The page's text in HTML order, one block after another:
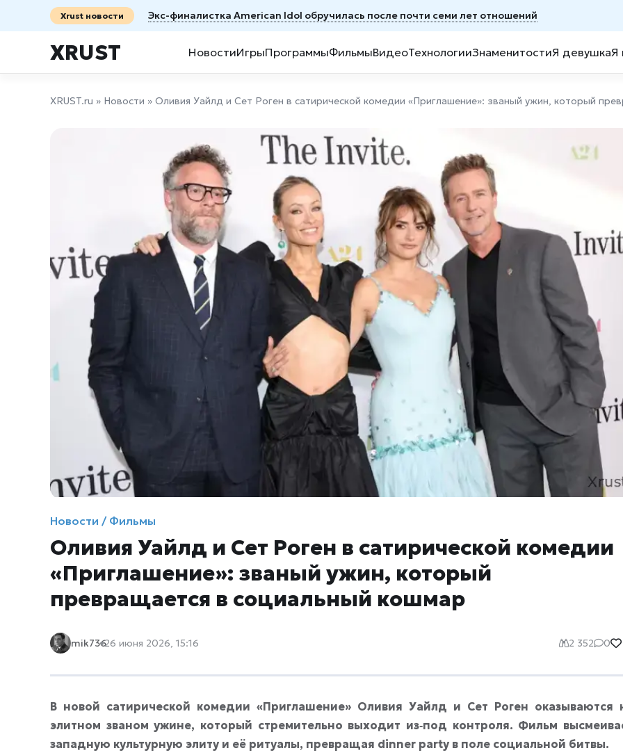
Xrust новости Экс-финалистка American Idol обручилась после почти семи лет отношений
XRUST НовостиИгрыПрограммыФильмыВидеоТехнологииЗнаменитостиЯ девушкаЯ
XRUST.ru » Новости » Оливия Уайлд и Сет Роген в сатирической комедии «Приглашение»: званый ужин, который
Новости / Фильмы
Оливия Уайлд и Сет Роген в сатирической комедии
«Приглашение»: званый ужин, который
превращается в социальный кошмар
mik73626 июня 2026, 15:16 2 352 0
В новой сатирической комедии «Приглашение» Оливия Уайлд и Сет Роген оказываются
элитном званом ужине, который стремительно выходит из‑под контроля. Фильм
западную культурную элиту и её ритуалы, превращая dinner party в поле социальной битвы.